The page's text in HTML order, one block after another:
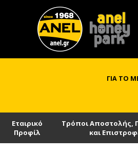
ΓΙΑ ΤΟ
Εταιρικό
Προφίλ
Τρόποι Αποστολής,
και